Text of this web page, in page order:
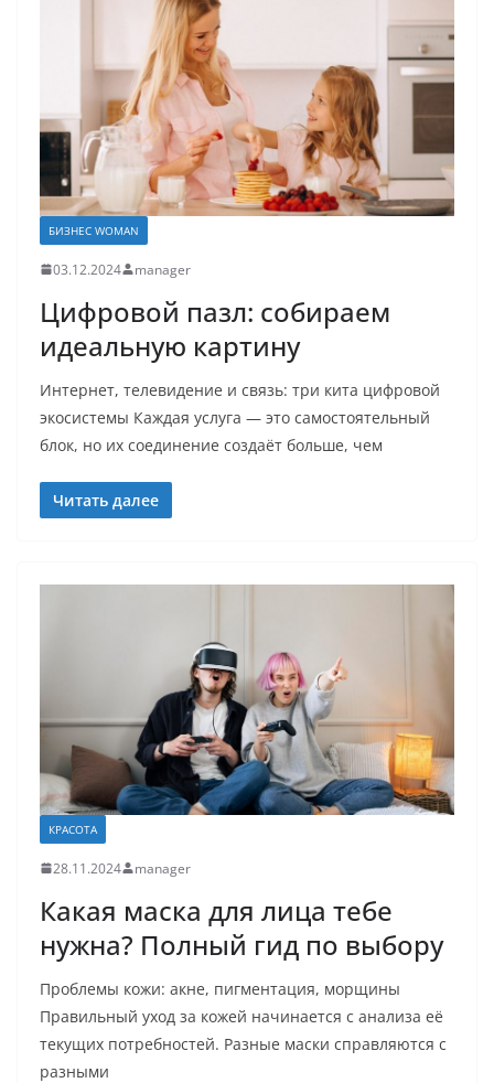
БИЗНЕС WOMAN
03.12.2024 manager
Цифровой пазл: собираем
идеальную картину
Интернет, телевидение и связь: три кита цифровой
экосистемы Каждая услуга — это самостоятельный
блок, но их соединение создаёт больше, чем
Читать далее
КРАСОТА
28.11.2024 manager
Какая маска для лица тебе
нужна? Полный гид по выбору
Проблемы кожи: акне, пигментация, морщины
Правильный уход за кожей начинается с анализа её
текущих потребностей. Разные маски справляются с
разными